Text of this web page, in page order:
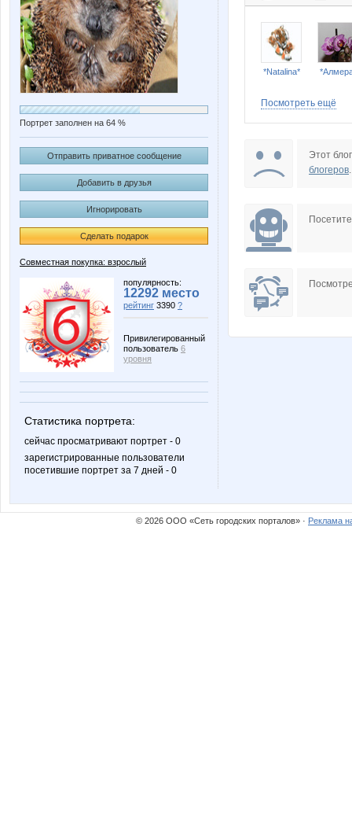
Портрет заполнен на 64 %
Отправить приватное сообщение
Добавить в друзья
Игнорировать
Сделать подарок
Совместная покупка: взрослый
популярность:
12292 место
рейтинг 3390 ?
Привилегированный
пользователь 6
уровня
Статистика портрета:
сейчас просматривают портрет - 0
зарегистрированные пользователи
посетившие портрет за 7 дней - 0
*Natalina*
BooBoo
IrenM Ironeya
Посмотреть ещё
Этот
блогеров.
© 2026 ООО «Сеть городских порталов» · Реклама